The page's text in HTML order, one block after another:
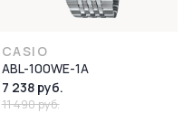
CASIO
ABL-100WE-1A
7 238 руб.
11 490 руб.